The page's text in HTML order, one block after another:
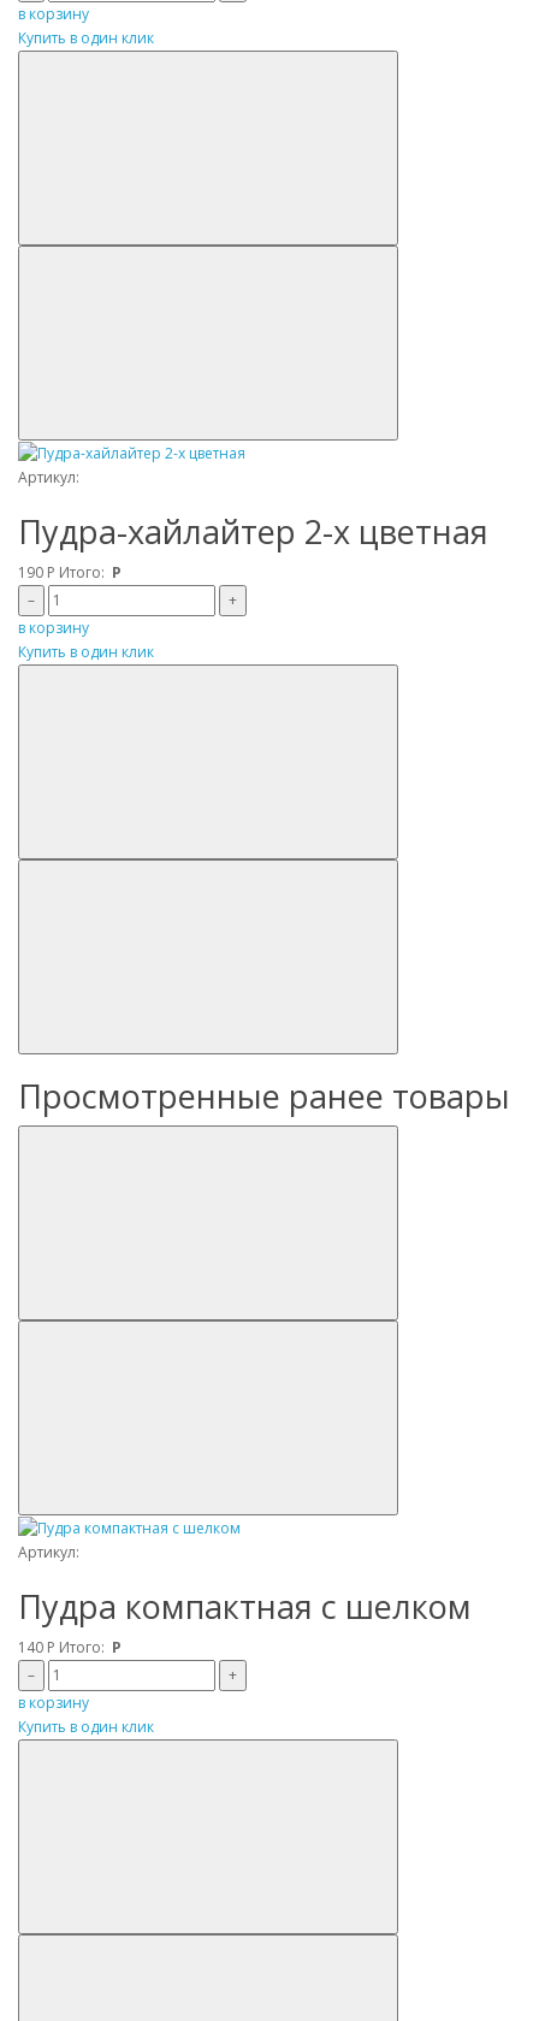
в корзину
Купить в один клик
Артикул:
Пудра-хайлайтер 2-х цветная
190 Р Итого: Р
–
+
в корзину
Купить в один клик
Просмотренные ранее товары
Артикул:
Пудра компактная с шелком
140 Р Итого: Р
–
+
в корзину
Купить в один клик